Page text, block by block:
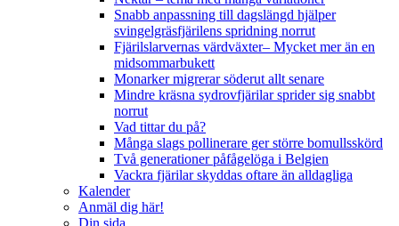
Snabb anpassning till dagslängd hjälper
svingelgräsfjärilens spridning norrut
Fjärilslarvernas värdväxter– Mycket mer än en
midsommarbukett
Monarker migrerar söderut allt senare
Mindre kräsna sydrovfjärilar sprider sig snabbt
norrut
Vad tittar du på?
Många slags pollinerare ger större bomullsskörd
Två generationer påfågelöga i Belgien
Vackra fjärilar skyddas oftare än alldagliga
Kalender
Anmäl dig här!
Din sida